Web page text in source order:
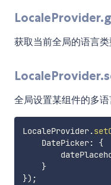
获取当前全局的语言类
全局设置某组件的多语
LocaleProvider.
    DatePicker
:
{
}
}) ;